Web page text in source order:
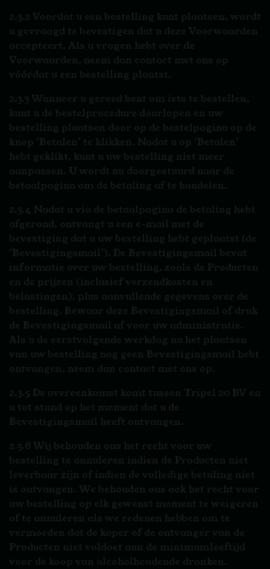
2.3.2 Voordat u een bestelling kunt plaatsen, wordt
u gevraagd te bevestigen dat u deze Voorwaarden
accepteert. Als u vragen hebt over de
Voorwaarden, neem dan contact met ons op
vóórdat u een bestelling plaatst.
2.3.3 Wanneer u gereed bent om iets te bestellen,
kunt u de bestelprocedure doorlopen en uw
bestelling plaatsen door op de bestelpagina op de
knop ‘Betalen’ te klikken. Nadat u op ‘Betalen’
hebt geklikt, kunt u uw bestelling niet meer
aanpassen. U wordt nu doorgestuurd naar de
betaalpagina om de betaling af te handelen.
2.3.4 Nadat u via de betaalpagina de betaling hebt
afgerond, ontvangt u een e-mail met de
bevestiging dat u uw bestelling hebt geplaatst (de
‘Bevestigingsmail’). De Bevestigingsmail bevat
informatie over uw bestelling, zoals de Producten
en de prijzen (inclusief verzendkosten en
belastingen), plus aanvullende gegevens over de
bestelling. Bewaar deze Bevestigingsmail of druk
de Bevestigingsmail af voor uw administratie.
Als u de eerstvolgende werkdag na het plaatsen
van uw bestelling nog geen Bevestigingsmail hebt
ontvangen, neem dan contact met ons op.
2.3.5 De overeenkomst komt tussen Tripel 20 BV en
u tot stand op het moment dat u de
Bevestigingsmail heeft ontvangen.
2.3.6 Wij behouden ons het recht voor uw
bestelling te annuleren indien de Producten niet
leverbaar zijn of indien de volledige betaling niet
is ontvangen. We behouden ons ook het recht voor
uw bestelling op elk gewenst moment te weigeren
of te annuleren als we redenen hebben om te
vermoeden dat de koper of de ontvanger van de
Producten niet voldoet aan de minimumleeftijd
voor de koop van alcoholhoudende dranken.